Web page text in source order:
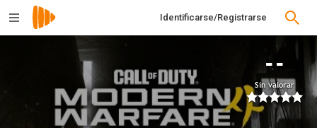
Identificarse/Registrarse
--
Sin valorar